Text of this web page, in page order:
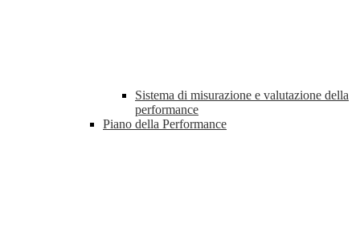
Sistema di misurazione e valutazione della
performance
Piano della Performance